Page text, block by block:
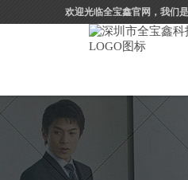
欢迎光临全宝鑫官网，我们